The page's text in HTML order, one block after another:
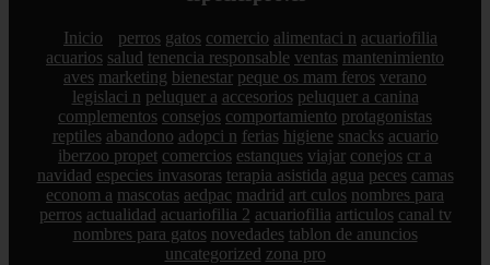
Inicio perros gatos comercio alimentaci n acuariofilia
acuarios salud tenencia responsable ventas mantenimiento
aves marketing bienestar peque os mam feros verano
legislaci n peluquer a accesorios peluquer a canina
complementos consejos comportamiento protagonistas
reptiles abandono adopci n ferias higiene snacks acuario
iberzoo propet comercios estanques viajar conejos cr a
navidad especies invasoras terapia asistida agua peces camas
econom a mascotas aedpac madrid art culos nombres para
perros actualidad acuariofilia 2 acuariofilia articulos canal tv
nombres para gatos novedades tablon de anuncios
uncategorized zona pro